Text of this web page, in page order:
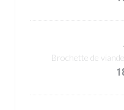
Brochette de